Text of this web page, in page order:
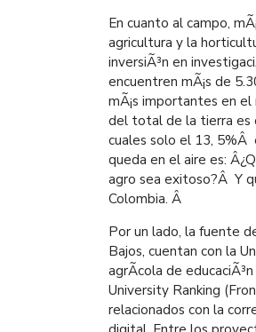
En cuanto al campo,
agricultura y la
inversiÃ³n en
encuentren mÃ¡s de
mÃ¡s importantes en
del total de la tierra es
cuales solo el 13, 5%Â
queda en el aire es:
agro sea exitoso?Â Y
Colombia. Â
Por un lado, la fuente
Bajos, cuentan con la
agrÃ­cola de
University Ranking
relacionados con la